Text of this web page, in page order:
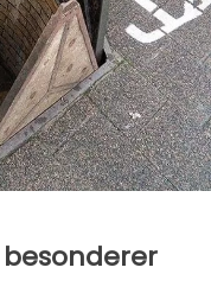
besonderer